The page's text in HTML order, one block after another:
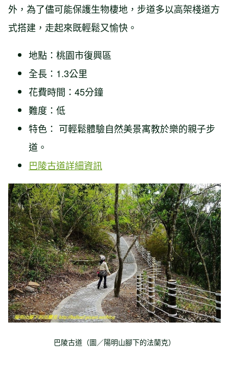
外，為了儘可能保護生物棲地，步道多以高架棧道方
式搭建，走起來既輕鬆又愉快。
地點：桃園市復興區
全長：1.3公里
花費時間：45分鐘
難度：低
特色： 可輕鬆體驗自然美景寓教於樂的親子步
道。
巴陵古道詳細資訊
巴陵古道（圖／陽明山腳下的法蘭克）